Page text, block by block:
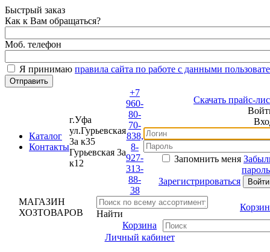
Быстрый заказ
Как к Вам обращаться?
Моб. телефон
Я принимаюправила сайта по работе с данными
Каталог
Контакты
г.Уфа
ул.Гурьевская
3а к35
Гурьевская 3а
к12
+7
960-
80-
70-
838,
8-
927-
313-
88-
38
Скачать прайс-лист
Войти
Вход
Запомнить меня Забыли
пароль?
Зарегистрироваться
МАГАЗИН
ХОЗТОВАРОВ
Найти
Корзина
Корзина
Личный кабинет